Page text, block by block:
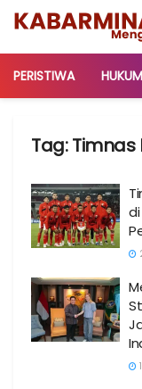
PERISTIWA
Tag:Timnas